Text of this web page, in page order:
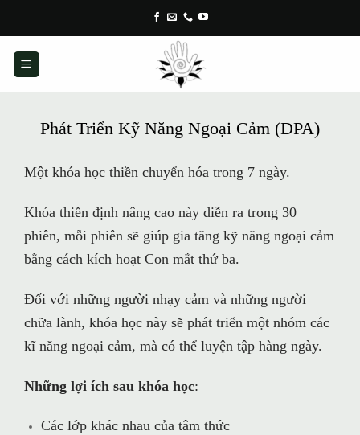
content
Phát Triển Kỹ Năng Ngoại Cảm (DPA)
Một khóa học thiền chuyển hóa trong 7 ngày.
Khóa thiền định nâng cao này diễn ra trong 30
phiên, mỗi phiên sẽ giúp gia tăng kỹ năng ngoại cảm
bằng cách kích hoạt Con mắt thứ ba.
Đối với những người nhạy cảm và những người
chữa lành, khóa học này sẽ phát triển một nhóm các
kĩ năng ngoại cảm, mà có thể luyện tập hàng ngày.
Những lợi ích sau khóa học:
Các lớp khác nhau của tâm thức